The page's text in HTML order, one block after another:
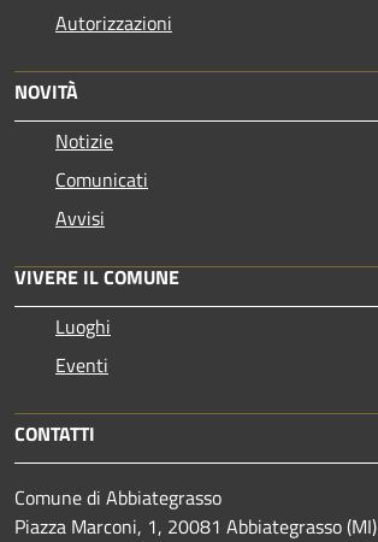
Autorizzazioni
NOVITÀ
Notizie
Comunicati
Avvisi
VIVERE IL COMUNE
Luoghi
Eventi
CONTATTI
Comune di Abbiategrasso
Piazza Marconi, 1, 20081 Abbiategrasso (MI)